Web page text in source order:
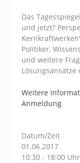
Das
und jetzt?
Politiker,
und weitere
Weitere
Anmeldung
Datum/Zeit
01.06.2017
10:30 - 18:00 Uhr